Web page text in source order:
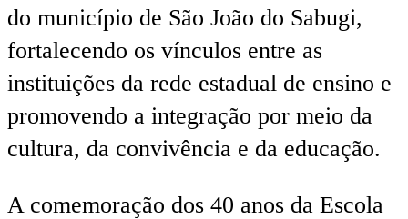
do município de São João do Sabugi,
fortalecendo os vínculos entre as
instituições da rede estadual de ensino e
promovendo a integração por meio da
cultura, da convivência e da educação.
A comemoração dos 40 anos da Escola